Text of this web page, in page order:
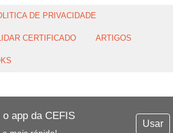
app da CEFIS
Usar
DE PRIVACIDADE
CERTIFICADO ARTIGOS